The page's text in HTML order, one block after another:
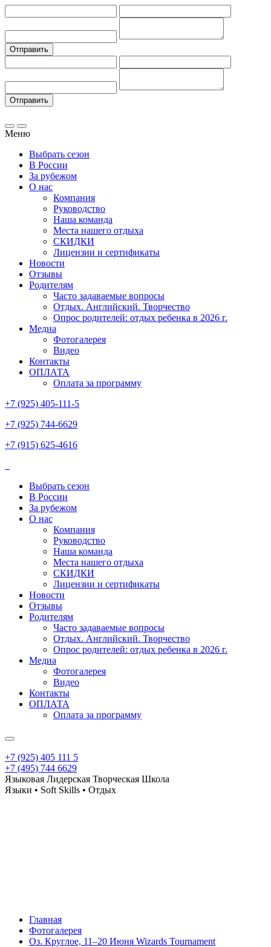
Меню
Выбрать сезон
В России
За рубежом
О нас
Компания
Руководство
Наша команда
Места нашего отдыха
СКИДКИ
Лицензии и сертификаты
Новости
Отзывы
Родителям
Часто задаваемые вопросы
Отдых. Английский. Творчество
Опрос родителей: отдых ребенка в 2026 г.
Медиа
Фотогалерея
Видео
Контакты
ОПЛАТА
Оплата за программу
+7 (925) 405-111-5
+7 (925) 744-6629
+7 (915) 625-4616
Выбрать сезон
В России
За рубежом
О нас
Компания
Руководство
Наша команда
Места нашего отдыха
СКИДКИ
Лицензии и сертификаты
Новости
Отзывы
Родителям
Часто задаваемые вопросы
Отдых. Английский. Творчество
Опрос родителей: отдых ребенка в 2026 г.
Медиа
Фотогалерея
Видео
Контакты
ОПЛАТА
Оплата за программу
+7 (925) 405 111 5
+7 (495) 744 6629
Языковая Лидерская Творческая Школа
Языки • Soft Skills • Отдых
Главная
Фотогалерея
Оз. Круглое, 11–20 Июня Wizards Tournament